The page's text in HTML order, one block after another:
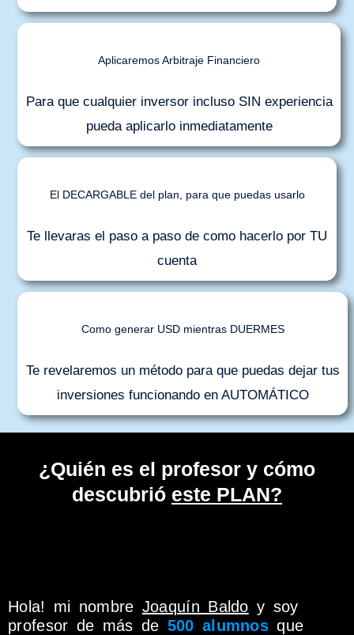
Aplicaremos Arbitraje Financiero
Para que cualquier inversor incluso SIN experiencia
pueda aplicarlo inmediatamente
El DECARGABLE del plan, para que puedas usarlo
Te llevaras el paso a paso de como hacerlo por TU
cuenta
Como generar USD mientras DUERMES
Te revelaremos un método para que puedas dejar tus
inversiones funcionando en AUTOMÁTICO
¿Quién es el profesor y cómo
descubrió este PLAN?
Hola! mi nombre Joaquín Baldo y soy
profesor de más de 500 alumnos que